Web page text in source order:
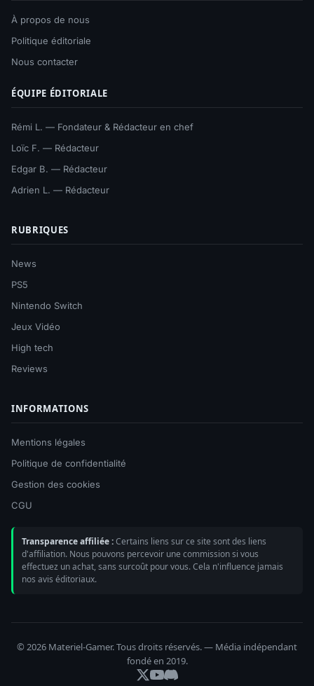
À propos de nous
Politique éditoriale
Nous contacter
ÉQUIPE ÉDITORIALE
Rémi L. — Fondateur & Rédacteur en chef
Loïc F. — Rédacteur
Edgar B. — Rédacteur
Adrien L. — Rédacteur
RUBRIQUES
News
PS5
Nintendo Switch
Jeux Vidéo
High tech
Reviews
INFORMATIONS
Mentions légales
Politique de confidentialité
Gestion des cookies
CGU
Transparence affiliée :Certains liens sur ce site sont des liens
d'affiliation. Nous pouvons percevoir une commission si vous
effectuez un achat, sans surcoût pour vous. Cela n'influence jamais
nos avis éditoriaux.
© 2026 Materiel-Gamer. Tous droits réservés. — Média indépendant
fondé en 2019.